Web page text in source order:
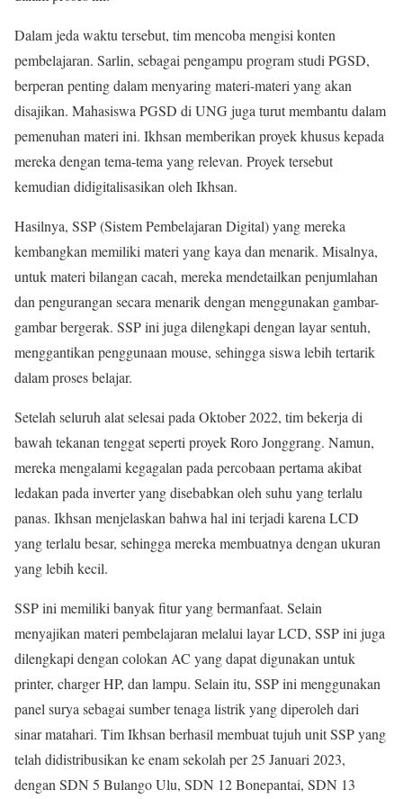
Dalam jeda waktu tersebut, tim mencoba mengisi konten
pembelajaran. Sarlin, sebagai pengampu program studi PGSD,
berperan penting dalam menyaring materi-materi yang akan
disajikan. Mahasiswa PGSD di UNG juga turut membantu dalam
pemenuhan materi ini. Ikhsan memberikan proyek khusus kepada
mereka dengan tema-tema yang relevan. Proyek tersebut
kemudian didigitalisasikan oleh Ikhsan.
Hasilnya, SSP (Sistem Pembelajaran Digital) yang mereka
kembangkan memiliki materi yang kaya dan menarik. Misalnya,
untuk materi bilangan cacah, mereka mendetailkan penjumlahan
dan pengurangan secara menarik dengan menggunakan gambar-
gambar bergerak. SSP ini juga dilengkapi dengan layar sentuh,
menggantikan penggunaan mouse, sehingga siswa lebih tertarik
dalam proses belajar.
Setelah seluruh alat selesai pada Oktober 2022, tim bekerja di
bawah tekanan tenggat seperti proyek Roro Jonggrang. Namun,
mereka mengalami kegagalan pada percobaan pertama akibat
ledakan pada inverter yang disebabkan oleh suhu yang terlalu
panas. Ikhsan menjelaskan bahwa hal ini terjadi karena LCD
yang terlalu besar, sehingga mereka membuatnya dengan ukuran
yang lebih kecil.
SSP ini memiliki banyak fitur yang bermanfaat. Selain
menyajikan materi pembelajaran melalui layar LCD, SSP ini juga
dilengkapi dengan colokan AC yang dapat digunakan untuk
printer, charger HP, dan lampu. Selain itu, SSP ini menggunakan
panel surya sebagai sumber tenaga listrik yang diperoleh dari
sinar matahari. Tim Ikhsan berhasil membuat tujuh unit SSP yang
telah didistribusikan ke enam sekolah per 25 Januari 2023,
dengan SDN 5 Bulango Ulu, SDN 12 Bonepantai, SDN 13